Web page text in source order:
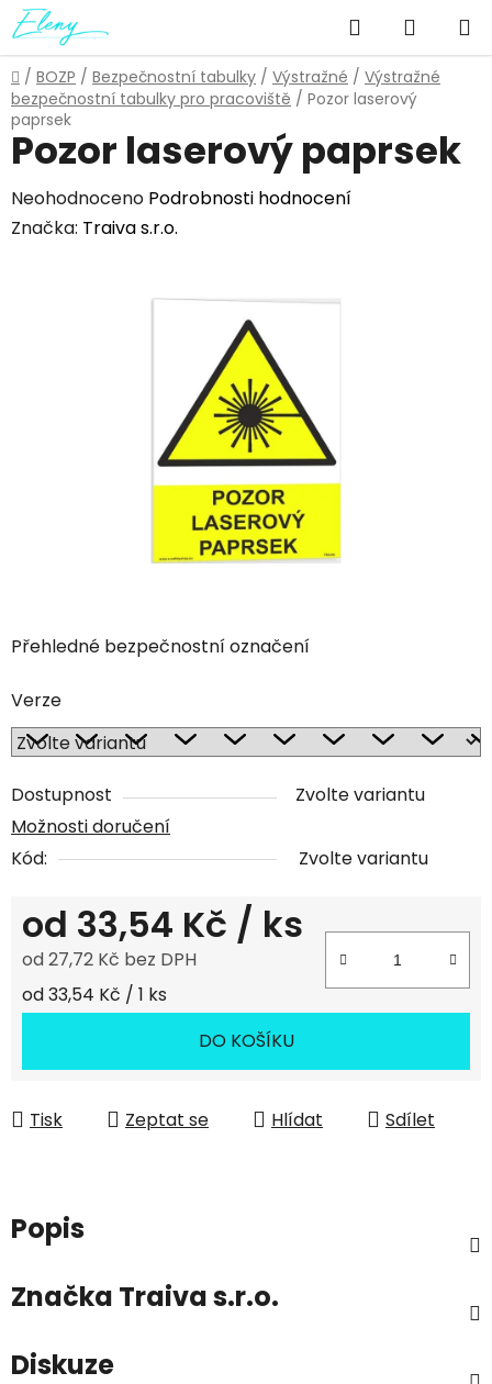
Přejít
na
obsah
Hledat
KOŠÍK
Domů
/ BOZP / Bezpečnostní tabulky / Výstražné / Výstražné
bezpečnostní tabulky pro pracoviště / Pozor laserový
paprsek
Přehledné bezpečnostní označení
Verze
Dostupnost
Zvolte variantu
Možnosti doručení
Kód:
Zvolte variantu
od 33,54 Kč / ks
od27,72 Kč bez DPH
Měrná cena:
od 33,54 Kč / 1 ks
DO KOŠÍKU
Tisk Zeptat se Hlídat Sdílet
Pozor laserový paprsek
Průměrné
hodnocení
Neohodnoceno Podrobnosti hodnocení
Značka: Traiva s.r.o.
Popis
Značka Traiva s.r.o.
Diskuze